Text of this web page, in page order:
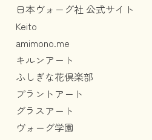
日本ヴォーグ社 公式サイト
Keito
amimono.me
キルンアート
ふしぎな花倶楽部
プラントアート
グラスアート
ヴォーグ学園